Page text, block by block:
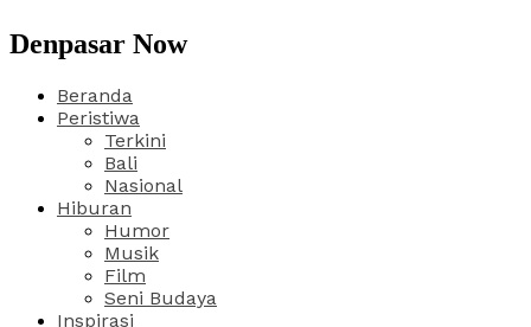
Denpasar Now
Beranda
Peristiwa
Terkini
Bali
Nasional
Hiburan
Humor
Musik
Film
Seni Budaya
Inspirasi